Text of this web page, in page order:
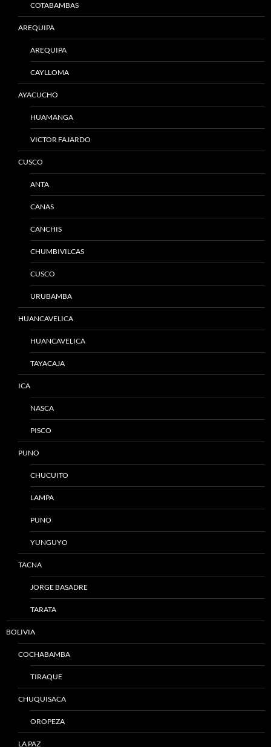
COTABAMBAS
AREQUIPA
AREQUIPA
CAYLLOMA
AYACUCHO
HUAMANGA
VICTOR FAJARDO
CUSCO
ANTA
CANAS
CANCHIS
CHUMBIVILCAS
CUSCO
URUBAMBA
HUANCAVELICA
HUANCAVELICA
TAYACAJA
ICA
NASCA
PISCO
PUNO
CHUCUITO
LAMPA
PUNO
YUNGUYO
TACNA
JORGE BASADRE
TARATA
BOLIVIA
COCHABAMBA
TIRAQUE
CHUQUISACA
OROPEZA
LA PAZ